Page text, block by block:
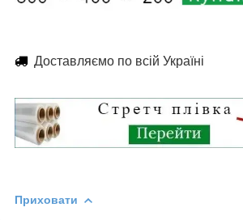
Доставляємо по всій Україні
Приховати